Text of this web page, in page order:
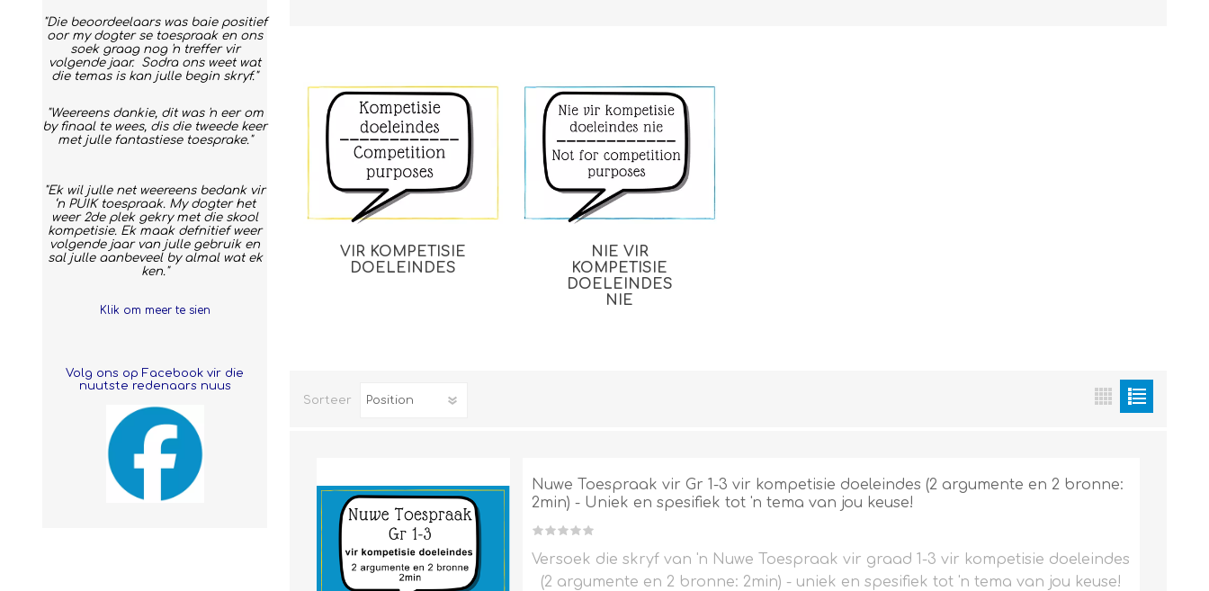
VIR KOMPETISIE
DOELEINDES
NIE VIR
KOMPETISIE
DOELEINDES
NIE
Sorteer
Nuwe Toespraak vir Gr 1-3 vir kompetisie doeleindes (2 argumente en 2 bronne:
2min) - Uniek en spesifiek tot 'n tema van jou keuse!
Versoek die skryf van 'n Nuwe Toespraak vir graad 1-3 vir kompetisie doeleindes
(2 argumente en 2 bronne: 2min) - uniek en spesifiek tot 'n tema van jou keuse!
"Die beoordeelaars was baie positief
oor my dogter se toespraak en ons
soek graag nog 'n treffer vir
volgende jaar. Sodra ons weet wat
die temas is kan julle begin skryf."
"Weereens dankie, dit was 'n eer om
by finaal te wees, dis die tweede keer
met julle fantastiese toesprake."
"Ek wil julle net weereens bedank vir
‘n PUIK toespraak. My dogter het
weer 2de plek gekry met die skool
kompetisie. Ek maak defnitief weer
volgende jaar van julle gebruik en
sal julle aanbeveel by almal wat ek
ken."
Klik om meer te sien
Volg ons op Facebook vir die
nuutste redenaars nuus